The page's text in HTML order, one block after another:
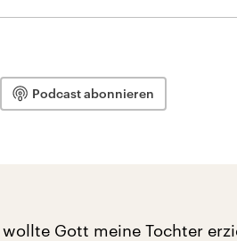
Podcast abonnieren
Gott meine Tochter